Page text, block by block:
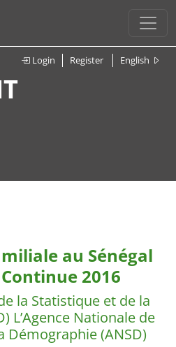
Login Register English
au Sénégal
2016
la Statistique et de la
L’Agence Nationale de
Démographie (ANSD)